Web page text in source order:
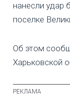
нанесли удар
поселке
Об этом
Харьковской